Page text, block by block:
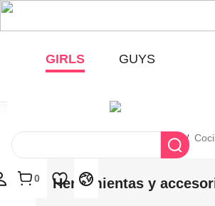
GIRLS GUYS
0
Hogar & Vida /
Herramientas y